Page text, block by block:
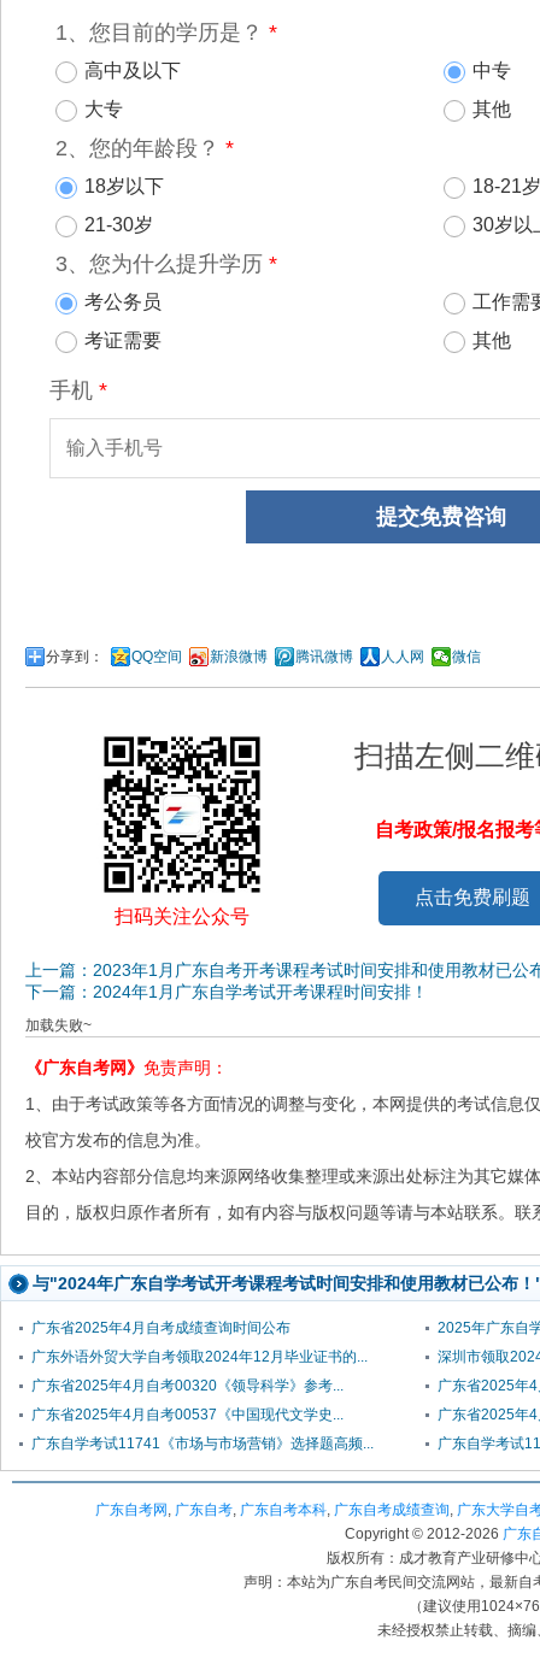
分享到： QQ空间 新浪微博 腾讯微博 人人网 微信
扫码关注公众号
扫描左侧二
自考政策/报名报
点击免费刷题
上一篇：2023年1月广东自考开考课程考试时间安排和使用教材已公
下一篇：2024年1月广东自学考试开考课程时间安排！
加载失败~
《广东自考网》 免责声明：
1、由于考试政策等各方面情况的调整与变化，本网提供的考试信息
校官方发布的信息为准。
2、本站内容部分信息均来源网络收集整理或来源出处标注为其它媒
目的，版权归原作者所有，如有内容与版权问题等请与本站联系。
与"2024年广东自学考试开考课程考试时间安排和使用教材已公布
广东省2025年4月自考成绩查询时间公布
2025年广东自
广东外语外贸大学自考领取2024年12月毕业证书的...
深圳市领取
广东省2025年4月自考00320《领导科学》参考...
广东省2025年
广东省2025年4月自考00537《中国现代文学史...
广东省2025年
广东自学考试11741《市场与市场营销》选择题高频...
广东自学考试
广东自考网 , 广东自考, 广东自考本科, 广东自考成绩查询, 广东大学自
Copyright © 2012-2026 广东
版权所有：成才教育产业研修中
声明：本站为广东自考民间交流网站，最新
（建议使用
未经授权禁止转载、摘